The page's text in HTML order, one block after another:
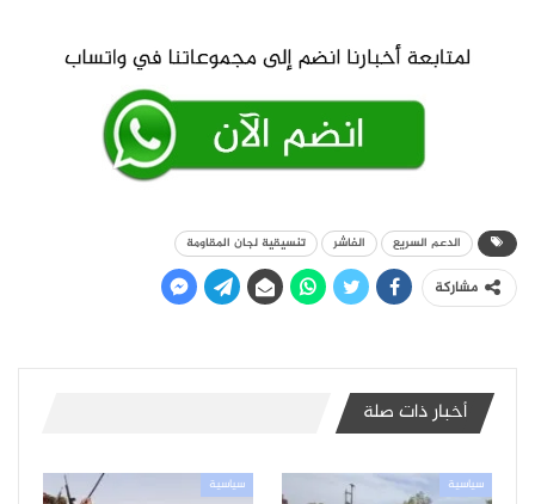
الدعم السريع الفاشر تنسيقية لجان المقاومة
مشاركة
أخبار ذات صلة
سياسية سياسية